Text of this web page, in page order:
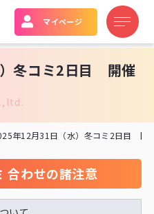
マイページ
冬コミ2日目 開催
年12月31日（水）冬コミ2日目 開
合わせの諸注意